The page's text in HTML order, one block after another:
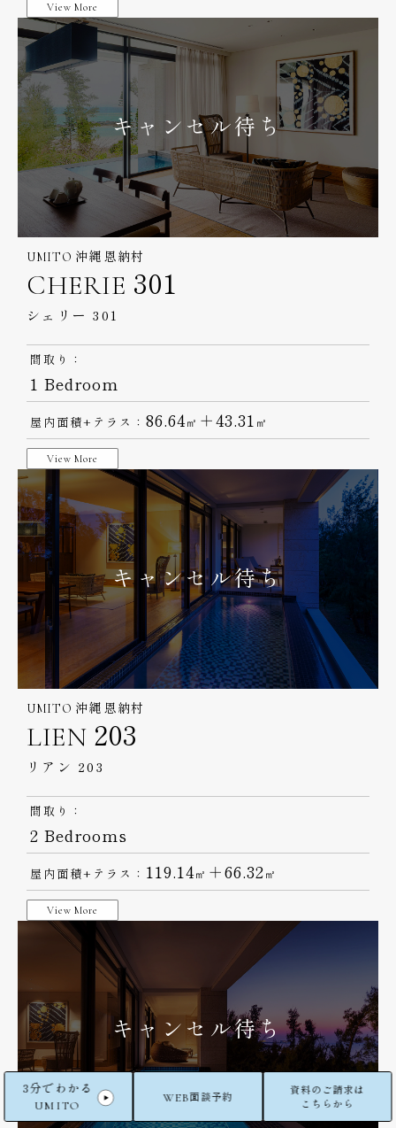
3分でわかる
UMITO
WEB面談予約
資料のご請求は
こちらから
View More
キャンセル待ち
UMITO 沖縄 恩納村
CHERIE 301
シェリー 301
間取り：
1 Bedroom
屋内面積+テラス： 86.64㎡ ＋43.31 ㎡
View More
キャンセル待ち
UMITO 沖縄 恩納村
LIEN 203
リアン 203
間取り：
2 Bedrooms
屋内面積+テラス： 119.14㎡ ＋66.32 ㎡
View More
キャンセル待ち